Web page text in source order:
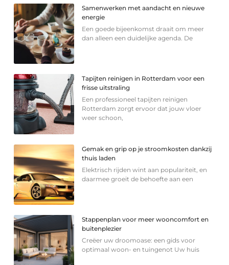
Samenwerken met aandacht en nieuwe
energie
Een goede bijeenkomst draait om meer
dan alleen een duidelijke agenda. De
Tapijten reinigen in Rotterdam voor een
frisse uitstraling
Een professioneel tapijten reinigen
Rotterdam zorgt ervoor dat jouw vloer
weer schoon,
Gemak en grip op je stroomkosten dankzij
thuis laden
Elektrisch rijden wint aan populariteit, en
daarmee groeit de behoefte aan een
Stappenplan voor meer wooncomfort en
buitenplezier
Creëer uw droomoase: een gids voor
optimaal woon- en tuingenot Uw huis